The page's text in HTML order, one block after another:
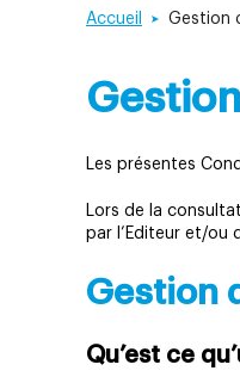
Accueil Gestion
Les présentes
Lors de la
par l’Editeur et/ou
Gestion
Qu’est ce